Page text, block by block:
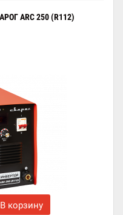
ARC 250 (R112)
В корзину